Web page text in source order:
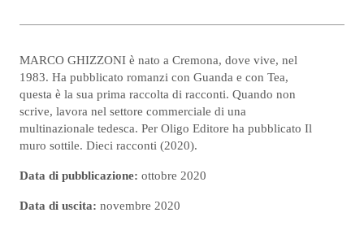
MARCO GHIZZONI è nato a Cremona, dove vive, nel
1983. Ha pubblicato romanzi con Guanda e con Tea,
questa è la sua prima raccolta di racconti. Quando non
scrive, lavora nel settore commerciale di una
multinazionale tedesca. Per Oligo Editore ha pubblicato Il
muro sottile. Dieci racconti (2020).
Data di pubblicazione: ottobre 2020
Data di uscita: novembre 2020